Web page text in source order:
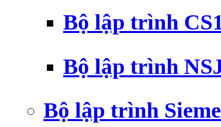
Bộ lập trình
Bộ lập trình
Bộ lập trình